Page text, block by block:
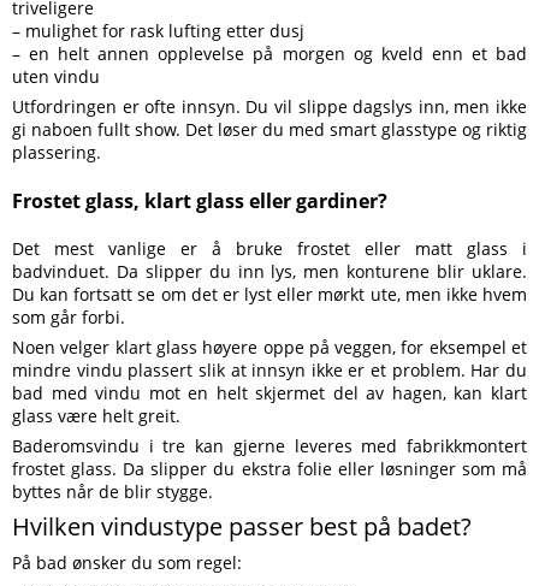
triveligere
– mulighet for rask lufting etter dusj
– en helt annen opplevelse på morgen og kveld enn et bad
uten vindu
Utfordringen er ofte innsyn. Du vil slippe dagslys inn, men ikke
gi naboen fullt show. Det løser du med smart glasstype og riktig
plassering.
Frostet glass, klart glass eller gardiner?
Det mest vanlige er å bruke frostet eller matt glass i
badvinduet. Da slipper du inn lys, men konturene blir uklare.
Du kan fortsatt se om det er lyst eller mørkt ute, men ikke hvem
som går forbi.
Noen velger klart glass høyere oppe på veggen, for eksempel et
mindre vindu plassert slik at innsyn ikke er et problem. Har du
bad med vindu mot en helt skjermet del av hagen, kan klart
glass være helt greit.
Baderomsvindu i tre kan gjerne leveres med fabrikkmontert
frostet glass. Da slipper du ekstra folie eller løsninger som må
byttes når de blir stygge.
Hvilken vindustype passer best på badet?
På bad ønsker du som regel: